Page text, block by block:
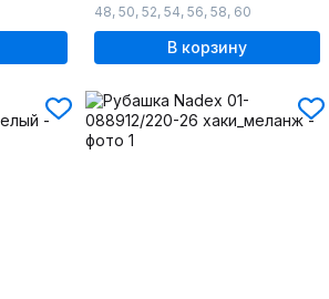
48, 50, 52, 54, 56, 58, 60
В корзину